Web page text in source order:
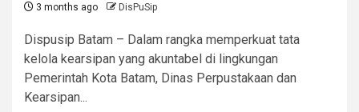
3 months ago DisPuSip
Dispusip Batam – Dalam rangka memperkuat tata
kelola kearsipan yang akuntabel di lingkungan
Pemerintah Kota Batam, Dinas Perpustakaan dan
Kearsipan...